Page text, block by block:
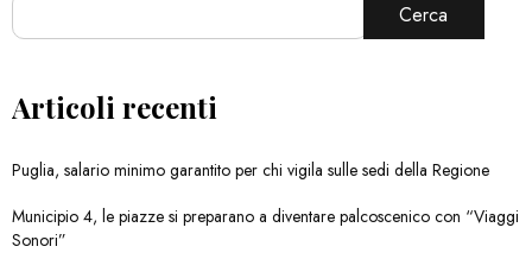
Cerca
Articoli recenti
Puglia, salario minimo garantito per chi vigila sulle sedi della Regione
Municipio 4, le piazze si preparano a diventare palcoscenico con “Viaggi
Sonori”